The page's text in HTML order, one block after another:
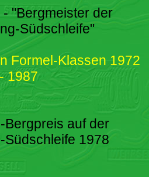
"Bergmeister der
Südschleife"
Formel-Klassen 1972
- 1987
Bergpreis auf der
Südschleife 1978